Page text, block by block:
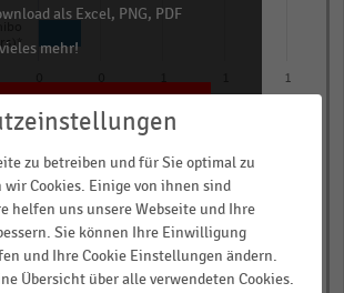
Nettoumsatz in Millionen Euro
1
als Excel, PNG, PDF
mehr!
zu betreiben und für Sie optimal zu
Cookies. Einige von ihnen sind
helfen uns unsere Webseite und Ihre
Sie können Ihre Einwilligung
und Ihre Cookie Einstellungen ändern.
Übersicht über alle verwendeten Cookies.